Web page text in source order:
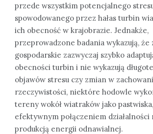
przede wszystkim potencjalnego
spowodowanego przez hałas turbin
ich obecność w krajobrazie. Jednakże,
przeprowadzone badania wykazują, że
gospodarskie zazwyczaj szybko
obecności turbin i nie wykazują
objawów stresu czy zmian w
rzeczywistości, niektóre hodowle
tereny wokół wiatraków jako
efektywnym połączeniem
produkcją energii odnawialnej.